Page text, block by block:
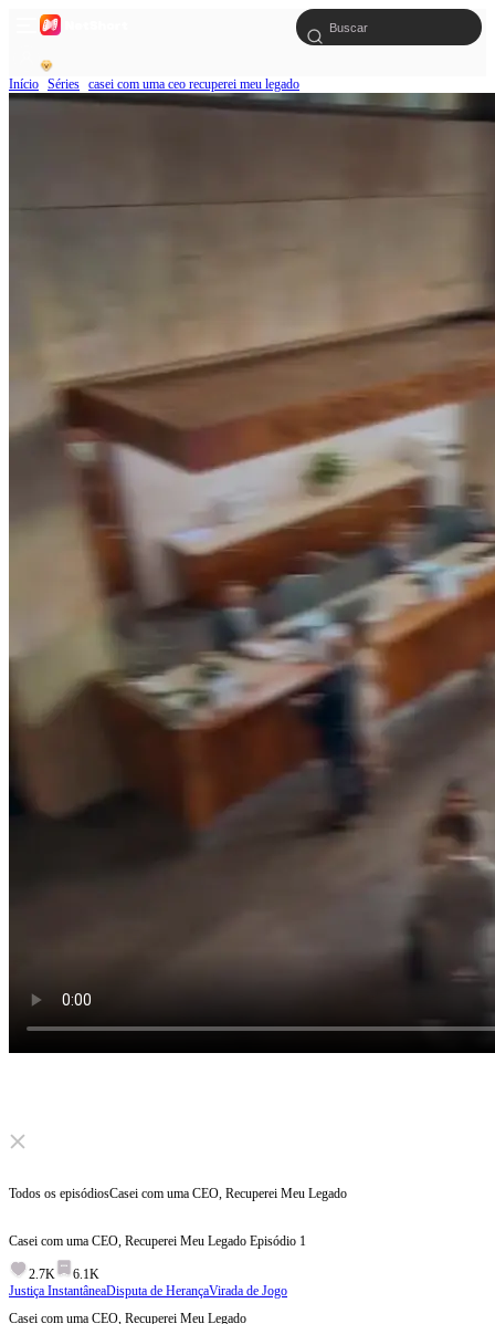
Início Séries casei com uma ceo recuperei meu legado
Click to unmute
Todos os episódiosCasei com uma CEO, Recuperei Meu Legado
Casei com uma CEO, Recuperei Meu Legado Episódio 1
2.7K
6.1K
Justiça InstantâneaDisputa de HerançaVirada de Jogo
Casei com uma CEO, Recuperei Meu Legado